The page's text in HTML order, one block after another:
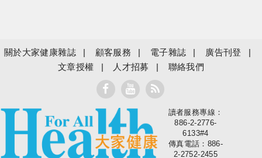
關於大家健康雜誌 顧客服務 電子雜誌
廣告刊登
文章授權
人才招募 聯絡我們
大家健康
讀者服務專線：
886-2-2776-
6133#4
傳真電話：886-
2-2752-2455